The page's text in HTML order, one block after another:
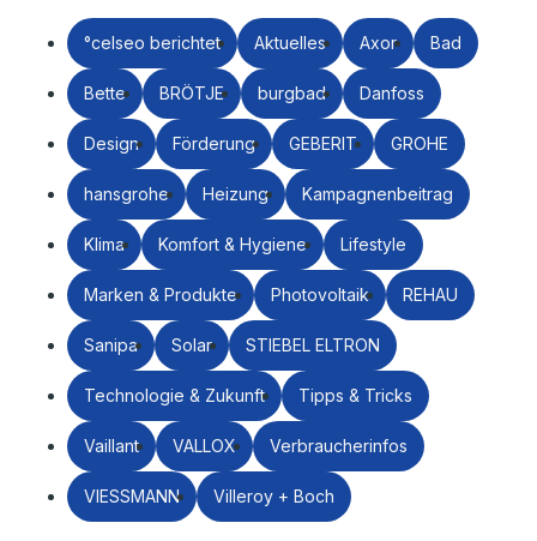
°celseo berichtet Aktuelles Axor Bad
Bette BRÖTJE burgbad Danfoss
Design Förderung GEBERIT GROHE
hansgrohe Heizung Kampagnenbeitrag
Klima Komfort & Hygiene Lifestyle
Marken & Produkte Photovoltaik REHAU
Sanipa Solar STIEBEL ELTRON
Technologie & Zukunft Tipps & Tricks
Vaillant VALLOX Verbraucherinfos
VIESSMANN Villeroy + Boch